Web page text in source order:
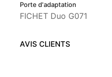
Porte d'adaptation
FICHET Duo G071
AVIS CLIENTS